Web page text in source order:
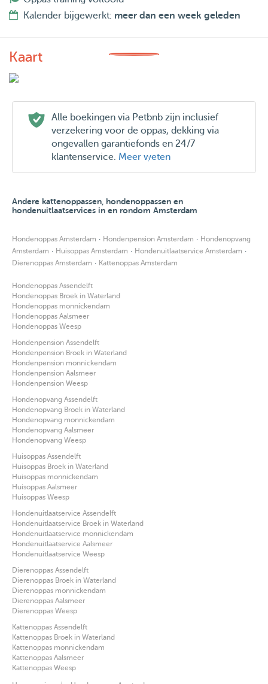
Kalender bijgewerkt: meer dan een week geleden
Kaart
Alle boekingen via Petbnb zijn inclusief
verzekering voor de oppas, dekking via
ongevallen garantiefonds en 24/7
klantenservice. Meer weten
Andere kattenoppassen, hondenoppassen en
hondenuitlaatservices in en rondom Amsterdam
Hondenoppas Amsterdam · Hondenpension Amsterdam · Hondenopvang
Amsterdam · Huisoppas Amsterdam · Hondenuitlaatservice Amsterdam ·
Dierenoppas Amsterdam · Kattenoppas Amsterdam
Hondenoppas Assendelft
Hondenoppas Broek in Waterland
Hondenoppas monnickendam
Hondenoppas Aalsmeer
Hondenoppas Weesp
Hondenpension Assendelft
Hondenpension Broek in Waterland
Hondenpension monnickendam
Hondenpension Aalsmeer
Hondenpension Weesp
Hondenopvang Assendelft
Hondenopvang Broek in Waterland
Hondenopvang monnickendam
Hondenopvang Aalsmeer
Hondenopvang Weesp
Huisoppas Assendelft
Huisoppas Broek in Waterland
Huisoppas monnickendam
Huisoppas Aalsmeer
Huisoppas Weesp
Hondenuitlaatservice Assendelft
Hondenuitlaatservice Broek in Waterland
Hondenuitlaatservice monnickendam
Hondenuitlaatservice Aalsmeer
Hondenuitlaatservice Weesp
Dierenoppas Assendelft
Dierenoppas Broek in Waterland
Dierenoppas monnickendam
Dierenoppas Aalsmeer
Dierenoppas Weesp
Kattenoppas Assendelft
Kattenoppas Broek in Waterland
Kattenoppas monnickendam
Kattenoppas Aalsmeer
Kattenoppas Weesp